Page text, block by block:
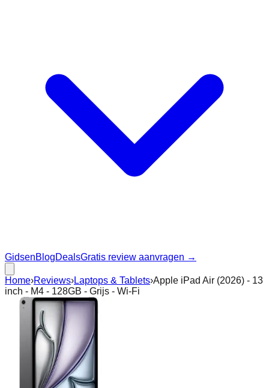
GidsenBlogDealsGratis review aanvragen →
Home›Reviews›Laptops & Tablets›Apple iPad Air (2026) - 13
inch - M4 - 128GB - Grijs - Wi-Fi